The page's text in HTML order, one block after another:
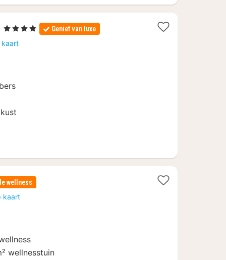
1
nacht
vanaf
, 4 Sterren Geniet van luxe
kaart
wellness
kaart
wellnesstuin